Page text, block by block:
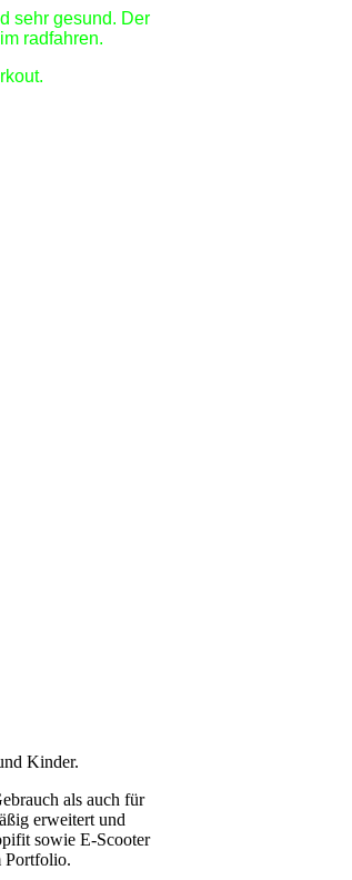
sehr gesund. Der
radfahren.
Kinder.
als auch für
erweitert und
sowie E-Scooter
Portfolio.